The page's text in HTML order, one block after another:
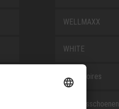
WELLMAXX
WHITE
Accessoires
Beroepsschoenen